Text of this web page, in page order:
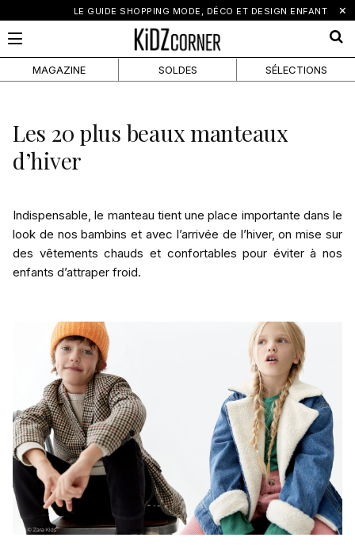
LE GUIDE SHOPPING MODE, DÉCO ET DESIGN ENFANT ×
MAGAZINE SOLDES SÉLECTIONS
Les 20 plus beaux manteaux
d’hiver
Indispensable, le manteau tient une place importante dans le
look de nos bambins et avec l’arrivée de l’hiver, on mise sur
des vêtements chauds et confortables pour éviter à nos
enfants d’attraper froid.